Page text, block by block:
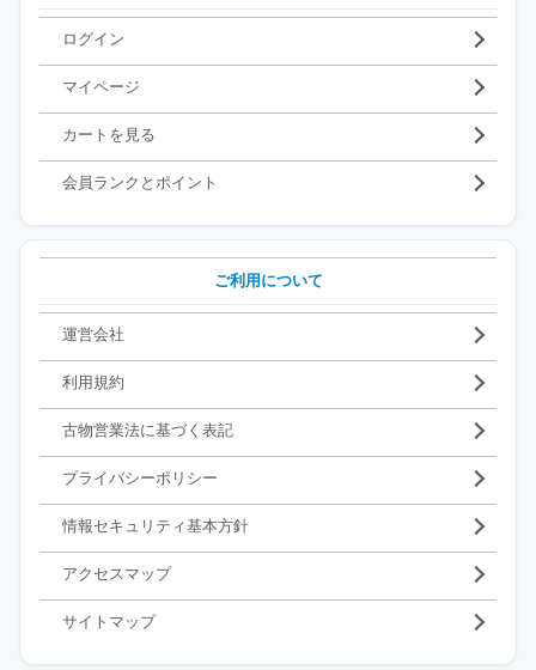
ログイン
マイページ
カートを見る
会員ランクとポイント
ご利用について
運営会社
利用規約
古物営業法に基づく表記
プライバシーポリシー
情報セキュリティ基本方針
アクセスマップ
サイトマップ